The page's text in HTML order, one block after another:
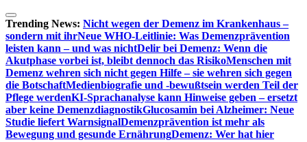
Zum
Inhalt
springen
Trending News: Nicht wegen der Demenz im Krankenhaus –
sondern mit ihrNeue WHO-Leitlinie: Was Demenzprävention
leisten kann – und was nichtDelir bei Demenz: Wenn die
Akutphase vorbei ist, bleibt dennoch das RisikoMenschen mit
Demenz wehren sich nicht gegen Hilfe – sie wehren sich gegen
die BotschaftMedienbiografie und -bewußtsein werden Teil der
Pflege werdenKI-Sprachanalyse kann Hinweise geben – ersetzt
aber keine DemenzdiagnostikGlucosamin bei Alzheimer: Neue
Studie liefert WarnsignalDemenzprävention ist mehr als
Bewegung und gesunde ErnährungDemenz: Wer hat hier